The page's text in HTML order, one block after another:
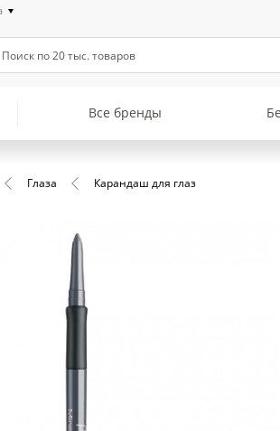
Все бренды
Глаза Карандаш для глаз